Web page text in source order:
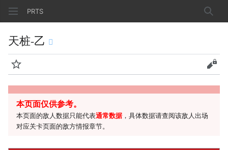
PRTS 搜索
天桩-乙
监视 查看
本页面仅供参考。
本页面的敌人数据只能代表通常数据 ，具体数据请查阅该敌人出场
对应关卡页面的敌方情报章节。